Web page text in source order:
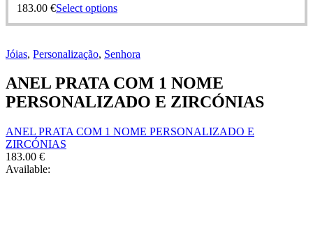
options
may
chosen
the
product
page
183.00 €Select optionsThis
variants.
options
may
be
on
Jóias, Personalização, Senhora
ANEL PRATA COM 1 NOME
PERSONALIZADO E ZIRCÓNIAS
ANEL PRATA COM 1 NOME PERSONALIZADO E
ZIRCÓNIAS
183.00 €
Available: